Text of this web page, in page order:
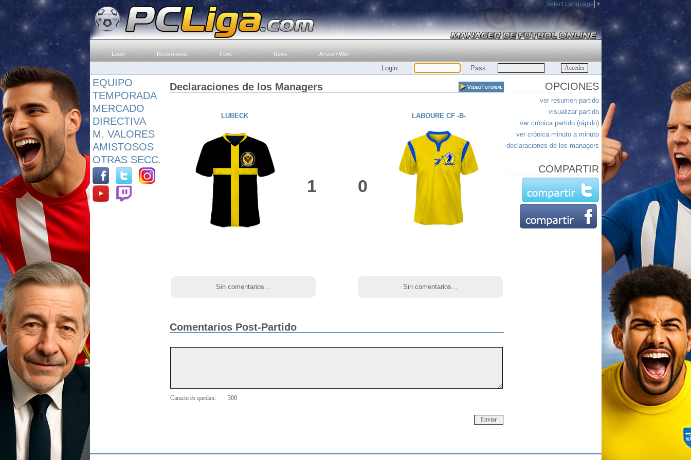
Select Language ▼
Login Registrarme Foro News Ayuda / Wiki
Login: Pass:
EQUIPO
TEMPORADA
MERCADO
DIRECTIVA
M. VALORES
AMISTOSOS
OTRAS SECC.
Declaraciones de los Managers
LUBECK LABOURE CF -B-
1 0
Sin comentarios... Sin comentarios...
Comentarios Post-Partido
Caracterés quedan:
OPCIONES
ver resumen partido
visualizar partido
ver crónica partido (rápido)
ver crónica minuto a minuto
declaraciones de los managers
COMPARTIR